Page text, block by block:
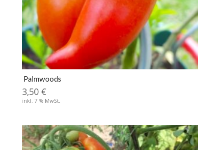
Palmwoods
3,50 €
inkl. 7 % MwSt.